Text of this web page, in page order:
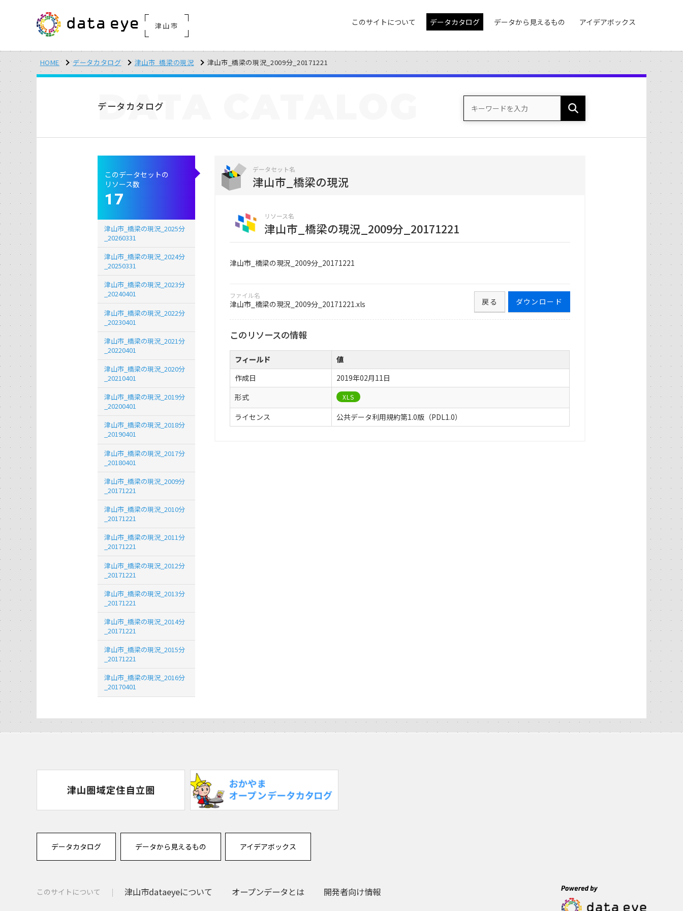
津山市 このサイトについて データカタログ データから見えるもの アイデアボックス
HOME データカタログ 津山市_橋梁の現況 津山市_橋梁の現況_2009分_20171221
データカタログ
DATA
データセット名
津山市_橋梁の現況
リソース名
津山市_橋梁の現況_2009分_20171221
津山市_橋梁の現況_2009分_20171221
ファイル名
津山市_橋梁の現況_2009分_20171221.xls ダウンロード
戻る
このリソースの情報
フィールド
値
作成日
2019年02月11日
形式
XLS
ライセンス 公共データ利用規約第1.0版（PDL1.0）
このデータセットの
リソース数
17
津山市_橋梁の現況_2025分
_20260331
津山市_橋梁の現況_2024分
_20250331
津山市_橋梁の現況_2023分
_20240401
津山市_橋梁の現況_2022分
_20230401
津山市_橋梁の現況_2021分
_20220401
津山市_橋梁の現況_2020分
_20210401
津山市_橋梁の現況_2019分
_20200401
津山市_橋梁の現況_2018分
_20190401
津山市_橋梁の現況_2017分
_20180401
津山市_橋梁の現況_2009分
_20171221
津山市_橋梁の現況_2010分
_20171221
津山市_橋梁の現況_2011分
_20171221
津山市_橋梁の現況_2012分
_20171221
津山市_橋梁の現況_2013分
_20171221
津山市_橋梁の現況_2014分
_20171221
津山市_橋梁の現況_2015分
_20171221
津山市_橋梁の現況_2016分
_20170401
データカタログ データから見えるもの アイデアボックス
このサイトについて 津山市dataeyeについて オープンデータとは 開発者向け情報